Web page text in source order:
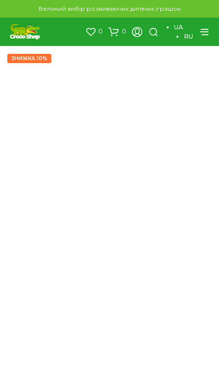
Великий вибір розвиваючих дитячих іграшок
0 0
UA
RU
ЗНИЖКА 10%